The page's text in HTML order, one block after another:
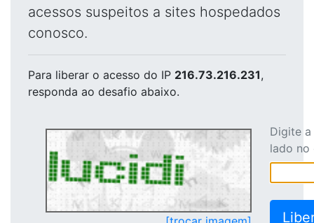
acessos suspeitos a sites hospedados
conosco.
Para liberar o acesso do IP 216.73.216.231,
responda ao desafio abaixo.
Digite
lado no